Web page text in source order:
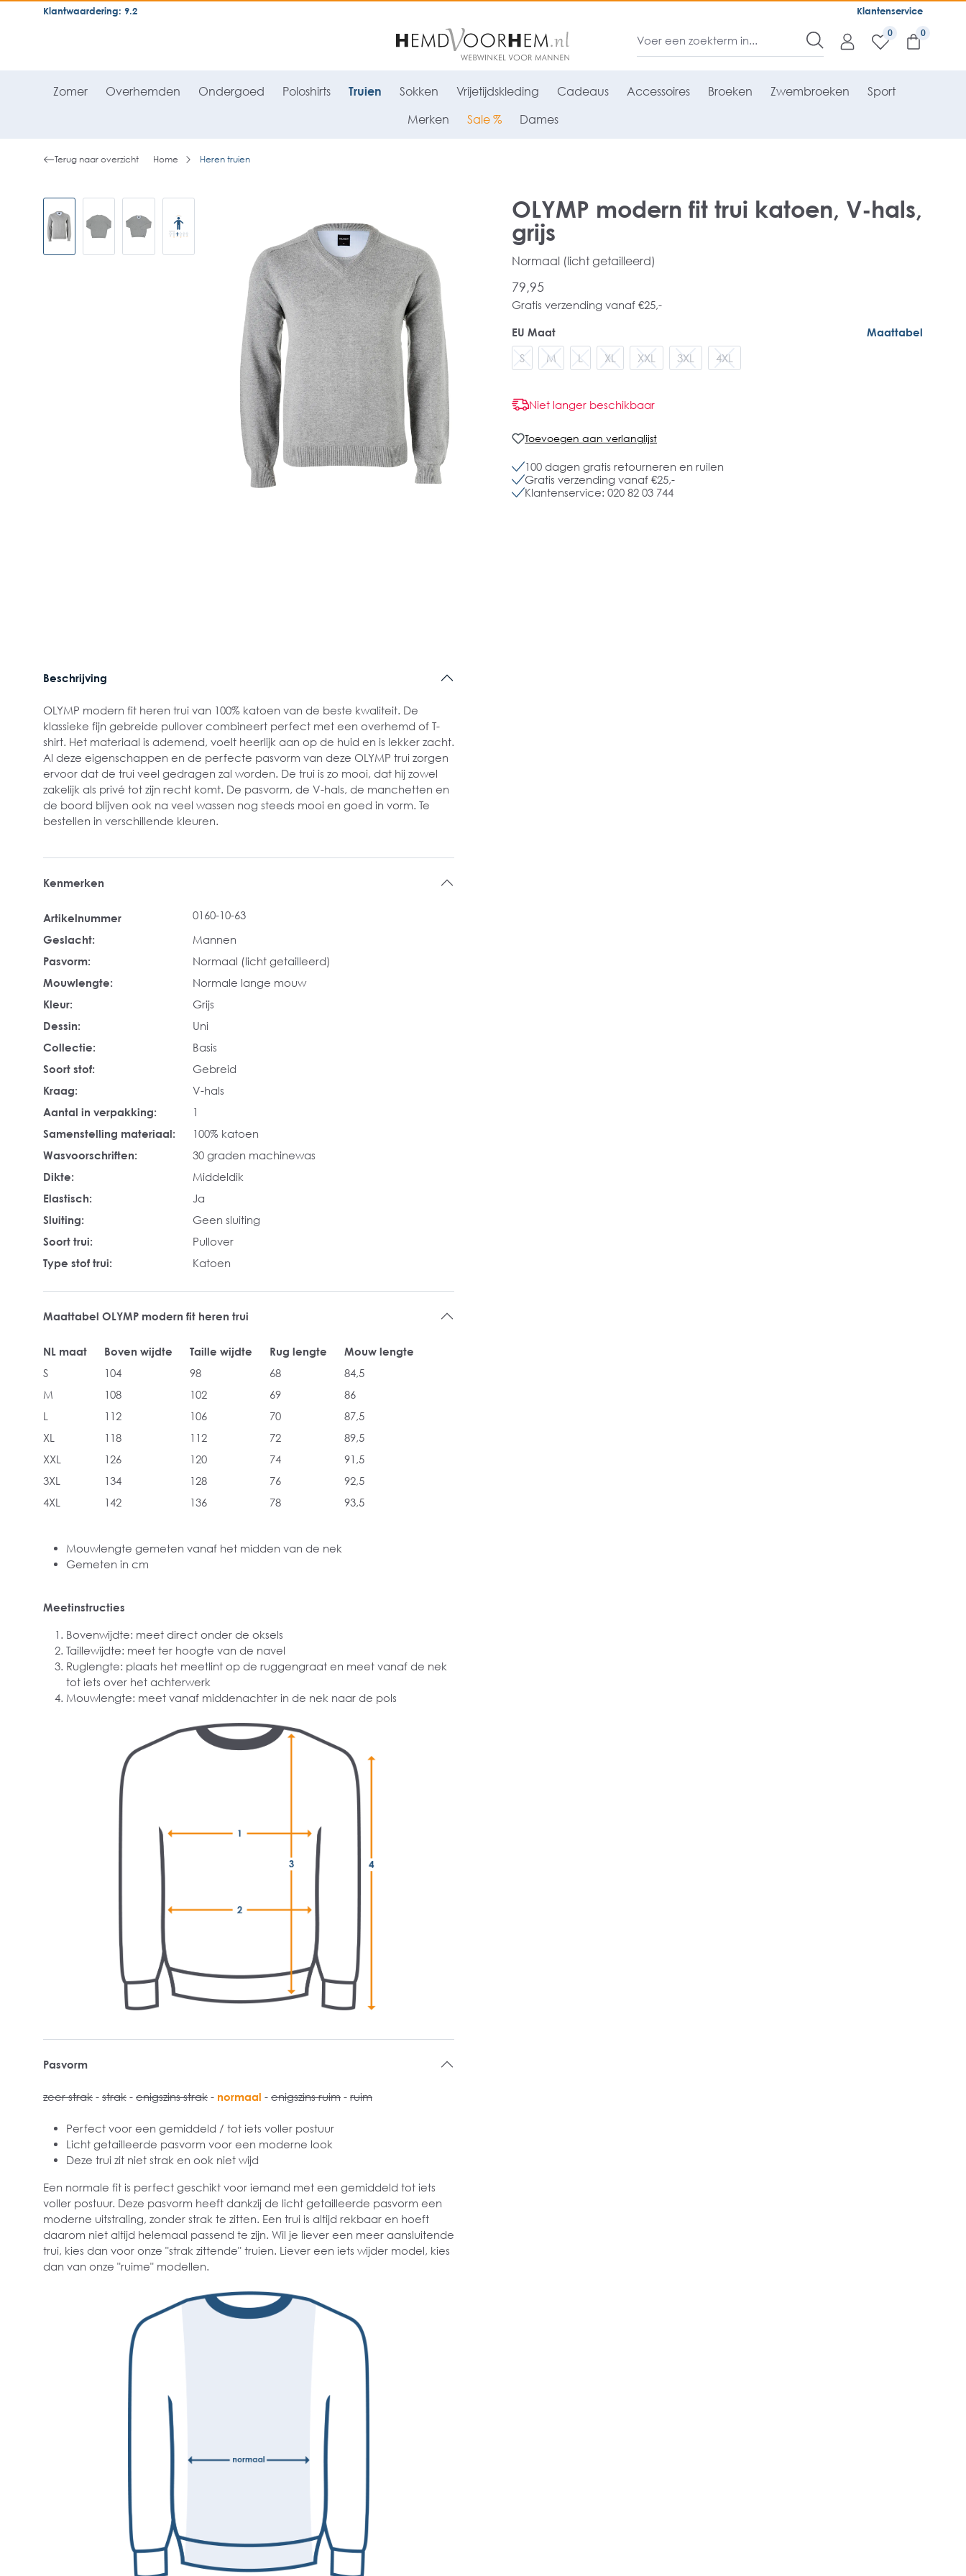
general.skipToNavigation Klantenservice
Klantwaardering: 9.2
0
Zomer Overhemden Ondergoed Poloshirts Truien Sokken Vrijetijdskleding Cadeaus Accessoires Broeken Zwembroeken Sport
Merken Sale % Dames
Terug naar overzicht Home Heren truien
OLYMP modern fit trui katoen, V-hals,
grijs
Normaal (licht getailleerd)
79,95
Gratis verzending vanaf €25,-
EU Maat
Maattabel
S
M L XL XXL 3XL 4XL
Niet langer beschikbaar
Toevoegen aan verlanglijst
100 dagen gratis retourneren en ruilen
Gratis verzending vanaf €25,-
Klantenservice: 020 82 03 744
Beschrijving
OLYMP modern fit heren trui van 100% katoen van de beste kwaliteit. De
klassieke fijn gebreide pullover combineert perfect met een overhemd of T-
shirt. Het materiaal is ademend, voelt heerlijk aan op de huid en is lekker zacht.
Al deze eigenschappen en de perfecte pasvorm van deze OLYMP trui zorgen
ervoor dat de trui veel gedragen zal worden. De trui is zo mooi, dat hij zowel
zakelijk als privé tot zijn recht komt. De pasvorm, de V-hals, de manchetten en
de boord blijven ook na veel wassen nog steeds mooi en goed in vorm. Te
bestellen in verschillende kleuren.
Kenmerken
Artikelnummer
0160-10-63
Geslacht:
Mannen
Pasvorm:
Normaal (licht getailleerd)
Mouwlengte:
Normale lange mouw
Kleur:
Grijs
Dessin:
Uni
Collectie:
Basis
Soort stof:
Gebreid
Kraag:
V-hals
Aantal in verpakking:
1
Samenstelling materiaal:
100% katoen
Wasvoorschriften:
30 graden machinewas
Dikte:
Middeldik
Elastisch:
Ja
Sluiting:
Geen sluiting
Soort trui:
Pullover
Type stof trui:
Katoen
Maattabel OLYMP modern fit heren trui
NL maat Boven wijdte Taille wijdte Rug lengte
Mouw lengte
S
104 98 68
84,5
M
108 102 69
86
L
112 106 70
87,5
XL
118 112 72
89,5
XXL
126 120 74
91,5
3XL
134 128 76
92,5
4XL
142 136 78 93,5
Mouwlengte gemeten vanaf het midden van de nek
Gemeten in cm
Meetinstructies
Bovenwijdte: meet direct onder de oksels
Taillewijdte: meet ter hoogte van de navel
Ruglengte: plaats het meetlint op de ruggengraat en meet vanaf de nek
tot iets over het achterwerk
Mouwlengte: meet vanaf middenachter in de nek naar de pols
Pasvorm
zeer strak - strak - enigszins strak - normaal - enigszins ruim - ruim
Perfect voor een gemiddeld / tot iets voller postuur
Licht getailleerde pasvorm voor een moderne look
Deze trui zit niet strak en ook niet wijd
Een normale fit is perfect geschikt voor iemand met een gemiddeld tot iets
voller postuur. Deze pasvorm heeft dankzij de licht getailleerde pasvorm een
moderne uitstraling, zonder strak te zitten. Een trui is altijd rekbaar en hoeft
daarom niet altijd helemaal passend te zijn. Wil je liever een meer aansluitende
trui, kies dan voor onze "strak zittende" truien. Liever een iets wijder model, kies
dan van onze "ruime" modellen.